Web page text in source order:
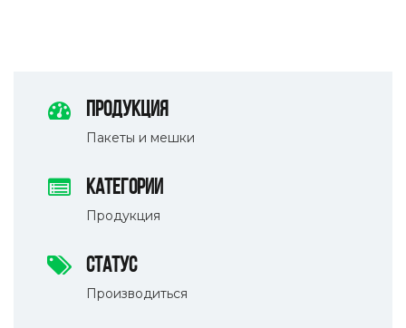
Продукция
Пакеты и мешки
Категории
Продукция
Статус
Производиться